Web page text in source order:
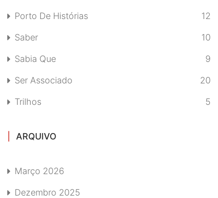
Porto De Histórias 12
Saber 10
Sabia Que 9
Ser Associado 20
Trilhos 5
ARQUIVO
Março 2026
Dezembro 2025